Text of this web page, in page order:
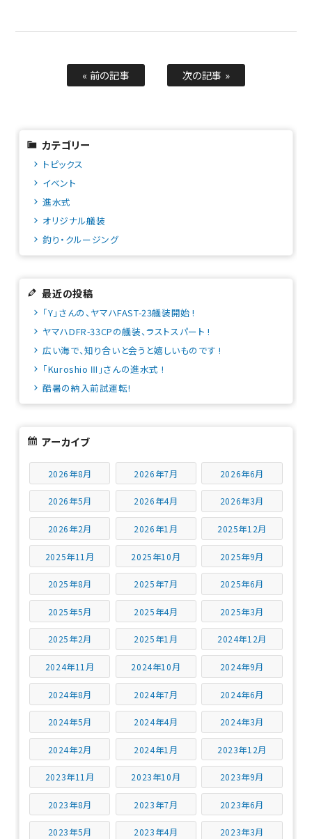
« 前の記事 次の記事 »
カテゴリー
トピックス
イベント
進水式
オリジナル艤装
釣り・クルージング
最近の投稿
「Y」さんの、ヤマハFAST-23艤装開始 !
ヤマハDFR-33CPの艤装、ラストスパート !
広い海で、知り合いと会うと嬉しいものです !
「Kuroshio Ⅲ」さんの進水式 !
酷暑の納入前試運転!
アーカイブ
2026年8月 2026年7月 2026年6月
2026年5月 2026年4月 2026年3月
2026年2月 2026年1月 2025年12月
2025年11月 2025年10月 2025年9月
2025年8月 2025年7月 2025年6月
2025年5月 2025年4月 2025年3月
2025年2月 2025年1月 2024年12月
2024年11月 2024年10月 2024年9月
2024年8月 2024年7月 2024年6月
2024年5月 2024年4月 2024年3月
2024年2月 2024年1月 2023年12月
2023年11月 2023年10月 2023年9月
2023年8月 2023年7月 2023年6月
2023年5月 2023年4月 2023年3月